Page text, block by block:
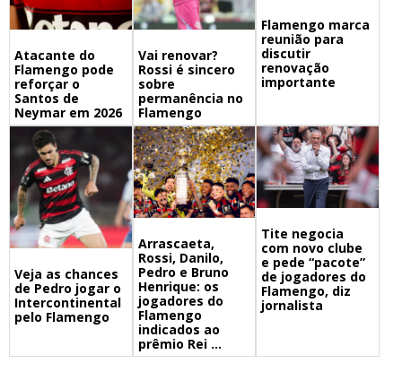
Atacante do
Flamengo pode
reforçar o
Santos de
Neymar em 2026
Vai renovar?
Rossi é sincero
sobre
permanência no
Flamengo
Flamengo marca
reunião para
discutir
renovação
importante
Veja as chances
de Pedro jogar o
Intercontinental
pelo Flamengo
Arrascaeta,
Rossi, Danilo,
Pedro e Bruno
Henrique: os
jogadores do
Flamengo
indicados ao
prêmio Rei ...
Tite negocia
com novo clube
e pede “pacote”
de jogadores do
Flamengo, diz
jornalista